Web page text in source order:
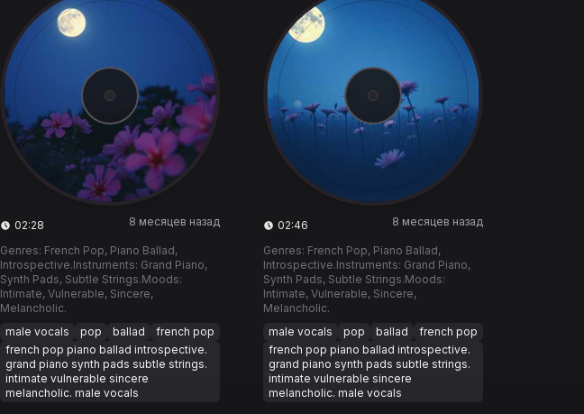
02:28 8 месяцев назад
Genres: French Pop, Piano Ballad,
Introspective. ​Instruments: Grand Piano,
Synth Pads, Subtle Strings. ​Moods:
Intimate, Vulnerable, Sincere,
Melancholic.
male vocals
pop ballad
french pop
french pop piano ballad introspective.
grand piano synth pads subtle strings.
intimate vulnerable sincere
melancholic. male vocals
02:46 8 месяцев назад
Genres: French Pop, Piano Ballad,
Introspective. ​Instruments: Grand Piano,
Synth Pads, Subtle Strings. ​Moods:
Intimate, Vulnerable, Sincere,
Melancholic.
male vocals
pop ballad
french pop
french pop piano ballad introspective.
grand piano synth pads subtle strings.
intimate vulnerable sincere
melancholic. male vocals